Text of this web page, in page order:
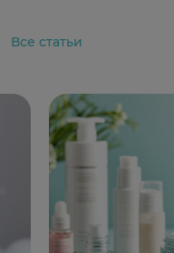
Все статьи